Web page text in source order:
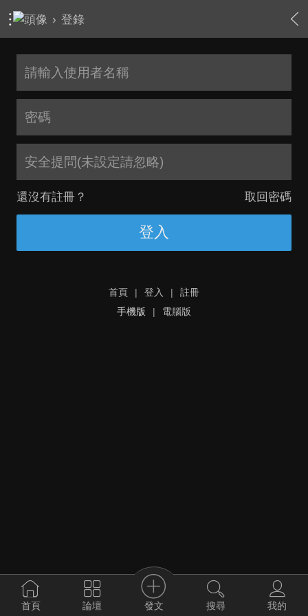
› 登錄
安全提問(未設定請忽略)
還沒有註冊？ 取回密碼
登入
首頁 | 登入 |
註冊
手機版
| 電腦版
首頁 論壇 發文 搜尋 我的